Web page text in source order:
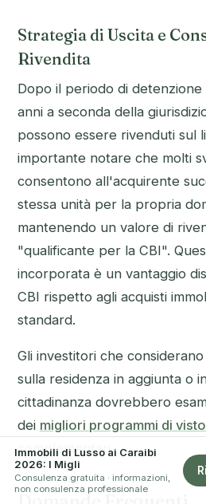
Strategia di Uscita e
Rivendita
Dopo il periodo di
anni a seconda della
possono essere rivenduti sul
importante notare che molti
consentono all'acquirente
stessa unità per la propria
mantenendo un valore di
"qualificante per la CBI".
incorporata è un vantaggio
CBI rispetto agli acquisti
standard.
Gli investitori che
sulla residenza in aggiunta o
cittadinanza dovrebbero
dei migliori programmi di
complementari.
Immobili di Lusso ai Caraibi
2026: I Migli
Consulenza gratuita · informazioni,
non consulenza professionale